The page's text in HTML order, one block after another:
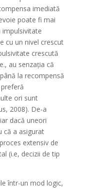
imediată
poate fi mai
cu un nivel crescut
crescută
au senzația că
la recompensă
ori sunt
2008). De-a
dacă uneori
că a asigurat
extensiv de
(i.e, decizii de tip
într-un mod logic,